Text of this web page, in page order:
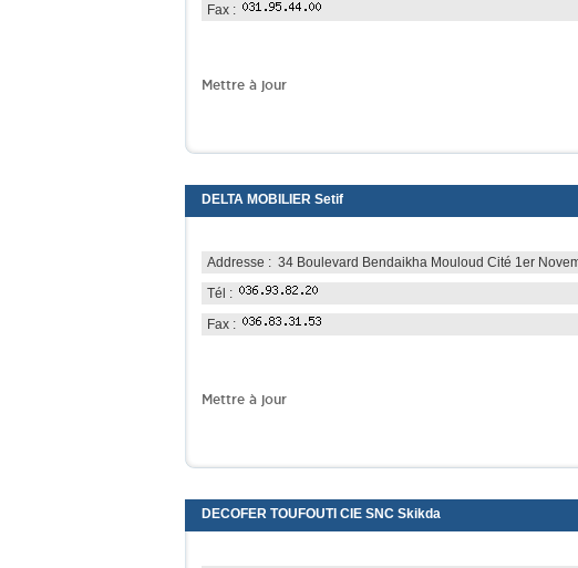
Fax :
Mettre à jour
DELTA MOBILIER Setif
Addresse : 34 Boulevard Bendaikha Mouloud Cité 1er
Tél :
Fax :
Mettre à jour
DECOFER TOUFOUTI CIE SNC Skikda